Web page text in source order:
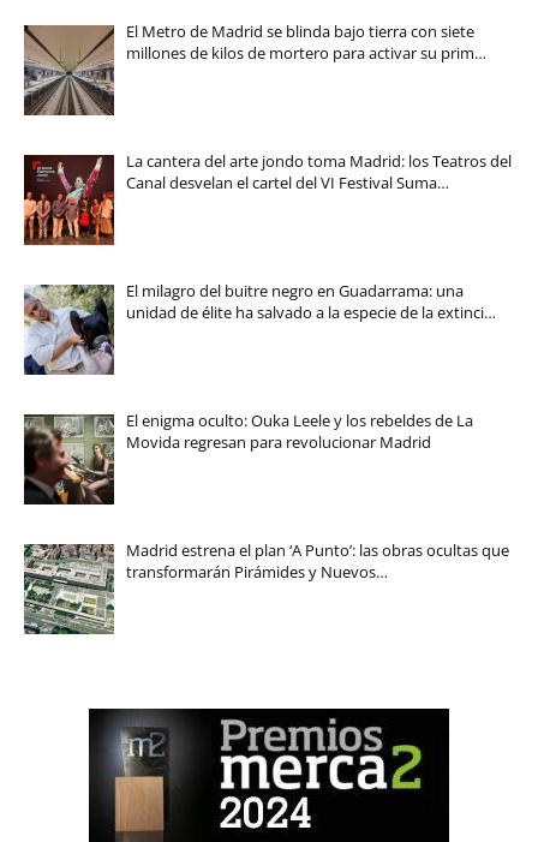
El Metro de Madrid se blinda bajo tierra con siete
millones de kilos de mortero para activar su prim…
La cantera del arte jondo toma Madrid: los Teatros del
Canal desvelan el cartel del VI Festival Suma…
El milagro del buitre negro en Guadarrama: una
unidad de élite ha salvado a la especie de la extinci…
El enigma oculto: Ouka Leele y los rebeldes de La
Movida regresan para revolucionar Madrid
Madrid estrena el plan ‘A Punto’: las obras ocultas que
transformarán Pirámides y Nuevos…